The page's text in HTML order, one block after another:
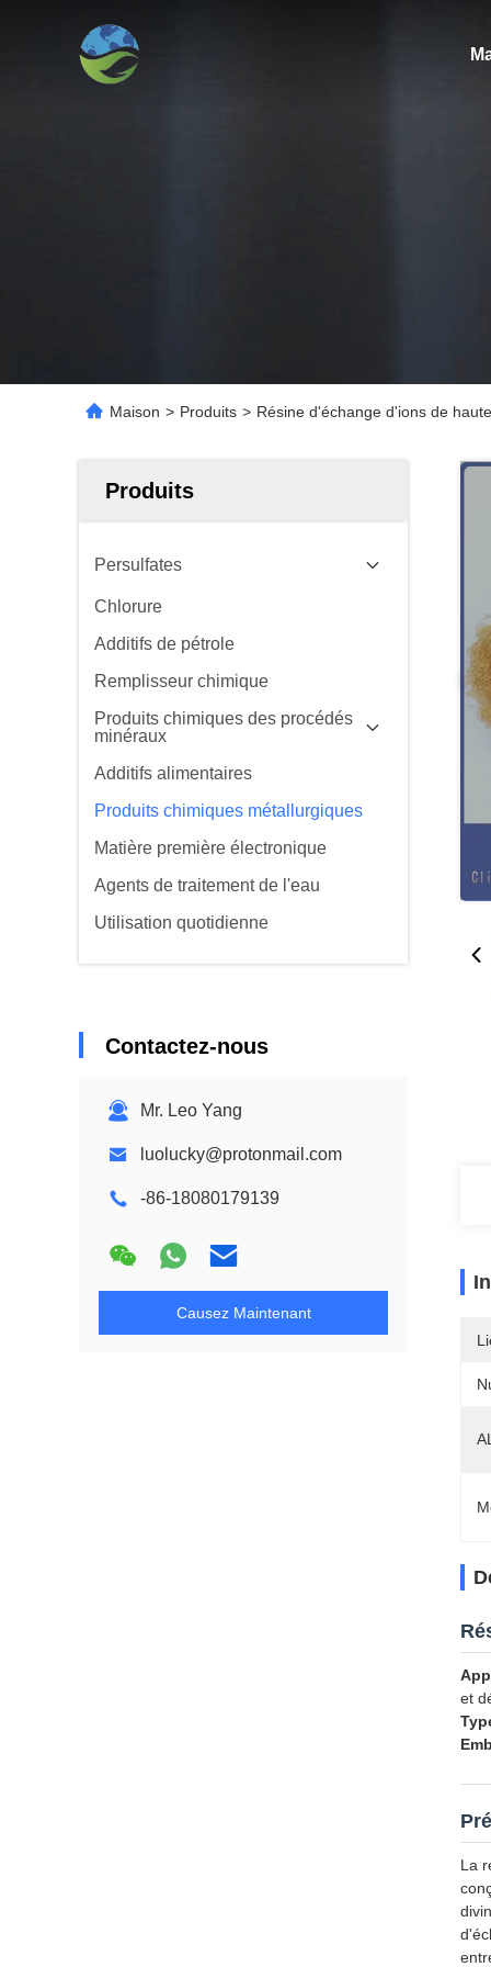
Maison > Produits > Résine d'échange d'ions de
Produits
Persulfates
Chlorure
Additifs de pétrole
Remplisseur chimique
Produits chimiques des procédés
minéraux
Additifs alimentaires
Produits chimiques métallurgiques
Matière première électronique
Agents de traitement de l'eau
Utilisation quotidienne
Contactez-nous
Mr. Leo Yang
luolucky@protonmail.com
-86-18080179139
Causez Maintenant
et
La